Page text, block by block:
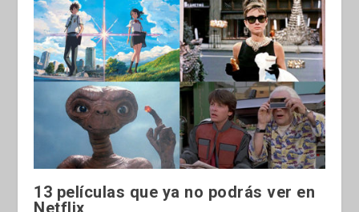
13 películas que ya no podrás ver en
Netflix